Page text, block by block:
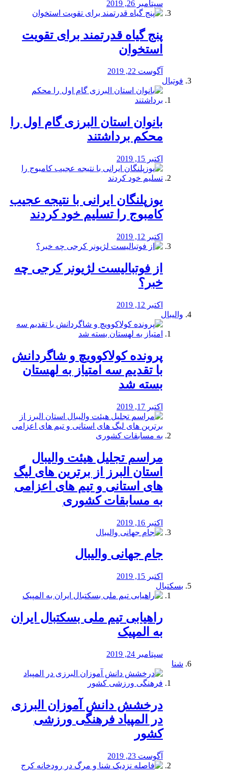
سپتامبر 26, 2019
پنج گیاه قدرتمند برای تقویت
استخوان
آگوست 22, 2019
فوتبال
بانوان استان البرزی گام اول را
محكم برداشتند
اکتبر 15, 2019
یوزپلنگان ایرانی با نتیجه عجیب
کامبوج را تسلیم خود کردند
اکتبر 12, 2019
از فوتبالیست لژیونر کرجی چه
خبر؟
اکتبر 12, 2019
والیبال
پرونده کولاکوویچ و شاگردانش
با تقدیم سه امتیاز به لهستان
بسته شد
اکتبر 17, 2019
مراسم تجلیل هیئت والیبال
استان البرز از برترین های لیگ
های استانی و تیم های اعزامی
به مسابقات کشوری
اکتبر 16, 2019
جام جهانی والیبال
اکتبر 15, 2019
بسکتبال
راهیابی تیم ملی بسکتبال ایران
به المپیک
سپتامبر 24, 2019
شنا
درخشش دانش آموزان البرزی
در المپیاد فرهنگی ورزشی
کشور
آگوست 23, 2019